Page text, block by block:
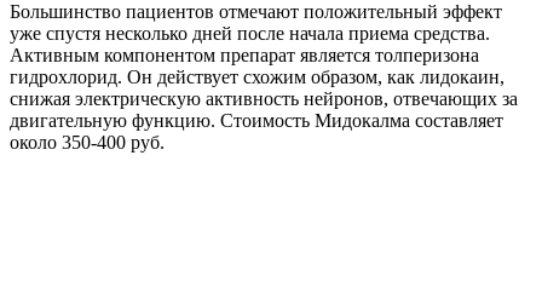
Большинство пациентов отмечают положительный эффект
уже спустя несколько дней после начала приема средства.
Активным компонентом препарат является толперизона
гидрохлорид. Он действует схожим образом, как лидокаин,
снижая электрическую активность нейронов, отвечающих за
двигательную функцию. Стоимость Мидокалма составляет
около 350-400 руб.